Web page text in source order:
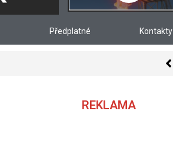
Předplatné Kontakty
REKLAMA